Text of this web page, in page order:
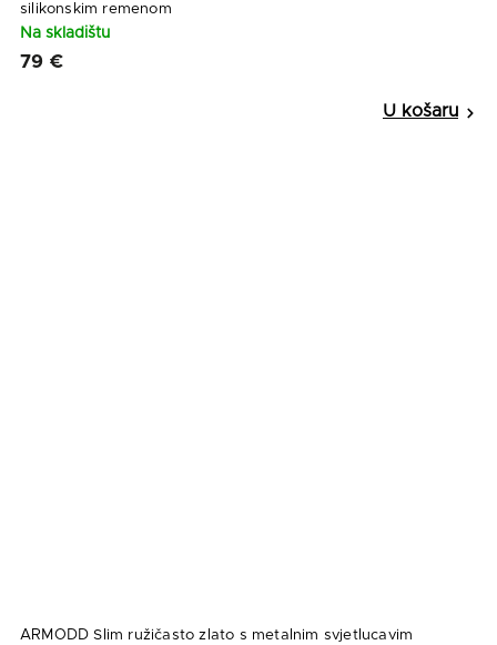
silikonskim remenom
Na skladištu
79 €
ARMODD Slim ružičasto zlato s metalnim svjetlucavim